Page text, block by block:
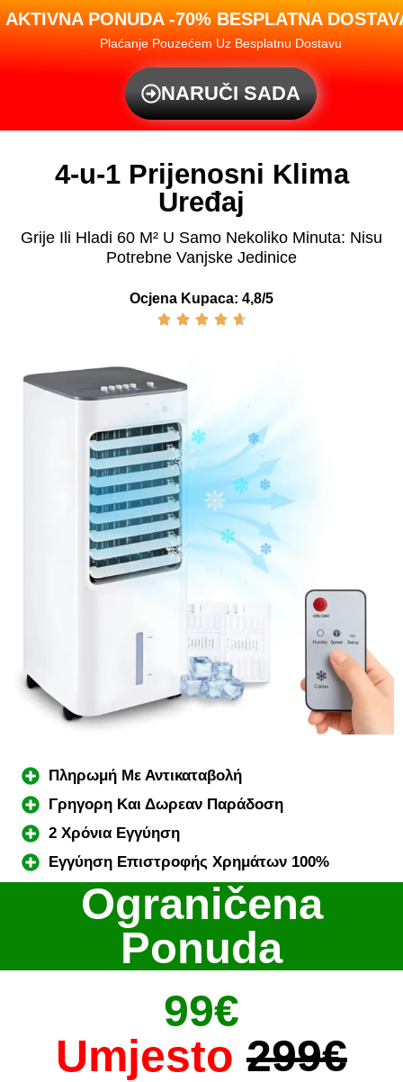
AKTIVNA PONUDA -70% BESPLATNA
Plaćanje Pouzećem Uz Besplatnu Dostavu
NARUČI SADA
4-u-1 Prijenosni Klima
Uređaj
Grije Ili Hladi 60 M² U Samo Nekoliko Minuta: Nisu
Potrebne Vanjske Jedinice
Ocjena Kupaca: 4,8/5
Πληρωμή Με Αντικαταβολή
Γρηγορη Και Δωρεαν Παράδοση
2 Χρόνια Εγγύηση
Εγγύηση Επιστροφής Χρημάτων 100%
Ograničena
Ponuda
99€
Umjesto 299€